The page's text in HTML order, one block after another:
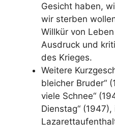
Gesicht haben,
wir sterben
Willkür von
Ausdruck und
des Krieges.
Weitere
bleicher Bruder“
viele Schnee“
Dienstag“